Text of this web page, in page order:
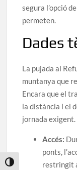
Toggle High Contrast
segura l’opció
permeten.
Dades
La pujada al
muntanya que
Encara que el
la distància i el
jornada exigent.
Accés:
ponts,
restringit